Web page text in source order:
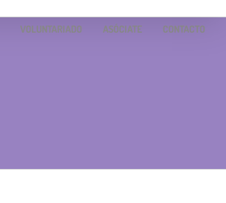
VOLUNTARIADO ASÓCIATE CONTACTO